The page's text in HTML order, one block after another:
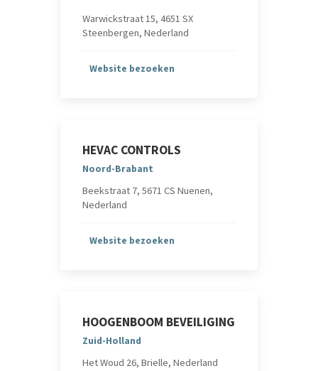
Warwickstraat 15, 4651 SX
Steenbergen, Nederland
Website bezoeken
HEVAC CONTROLS
Noord-Brabant
Beekstraat 7, 5671 CS Nuenen,
Nederland
Website bezoeken
HOOGENBOOM BEVEILIGING
Zuid-Holland
Het Woud 26, Brielle, Nederland